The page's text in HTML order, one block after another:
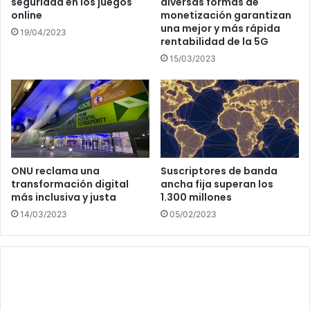
online
19/04/2023
monetización garantizan
una mejor y más rápida
rentabilidad de la 5G
15/03/2023
ONU reclama una
transformación digital
más inclusiva y justa
14/03/2023
Suscriptores de banda
ancha fija superan los
1.300 millones
05/02/2023